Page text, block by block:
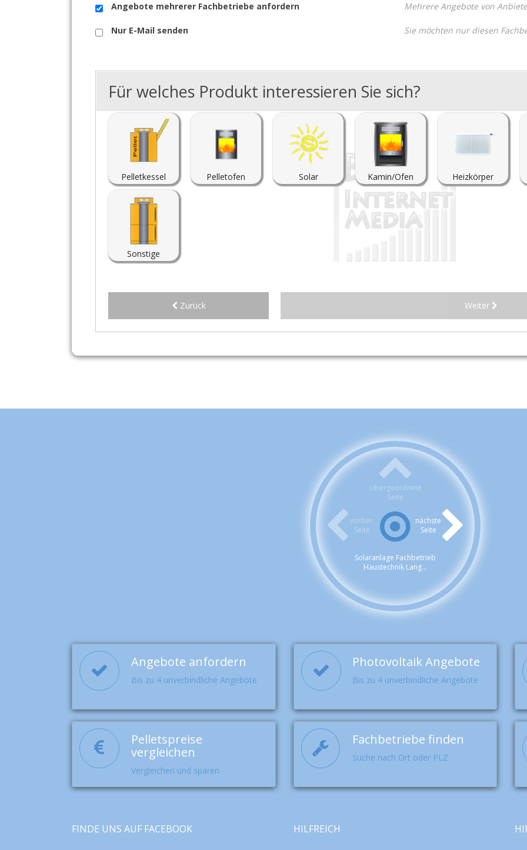
Angebote mehrerer Fachbetriebe anfordern Mehrere Angebote von
Nur E-Mail senden Sie möchten nur diesen
Für welches Produkt interessieren Sie sich?
Pelletkessel Pelletofen Solar Kamin/Ofen Heizkörper
Sonstige
Zurück Weiter
Übergeordnete
Seite
vorher.
Seite
nächste
Seite
Solaranlage Fachbetrieb
Haustechnik Lang...
Angebote anfordern
Bis zu 4 unverbindliche Angebote
Photovoltaik Angebote
Bis zu 4 unverbindliche Angebote
Pelletspreise
vergleichen
Vergleichen und sparen
Fachbetriebe finden
Suche nach Ort oder PLZ
FINDE UNS AUF FACEBOOK HILFREICH